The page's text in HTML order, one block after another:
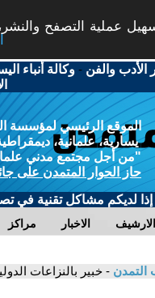
عملية التصفح
الأدب والفن -وكالة أنباء
الموقع الرئيسي لمؤسسة
يسارية، علمانية،
"من أجل مجتمع مدني
حاز الحوار المتمدن على
إذا لديكم مشاكل تقنية في
مراكز الاخبار
التمدن - خبير بالنزاعات